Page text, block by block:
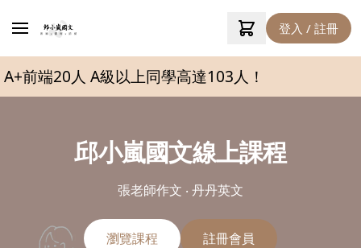
登入 / 註冊
以上同學高達103人！
邱小嵐國文線上課程
張老師作文 ‧ 丹丹英文
瀏覽課程 註冊會員